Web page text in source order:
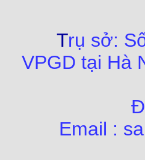
Trụ sở:
VPGD tại Hà
Email :